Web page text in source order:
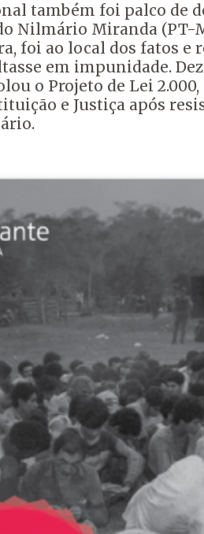
também foi palco de
Nilmário Miranda
foi ao local dos fatos
em impunidade.
o Projeto de Lei
e Justiça após